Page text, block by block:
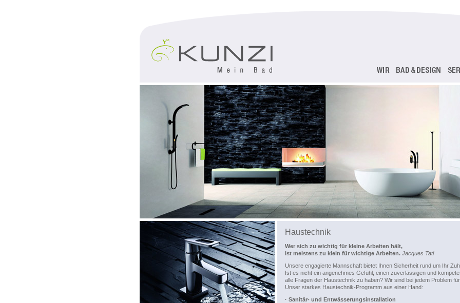
Haustechnik
Wer sich zu wichtig für kleine Arbeiten hält,
ist meistens zu klein für wichtige Arbeiten. Jacques Tati
Unsere engagierte Mannschaft bietet Ihnen Sicherheit rund um Ihr
Ist es nicht ein angenehmes Gefühl, einen zuverlässigen und
alle Fragen der Haustechnik zu haben? Wir sind bei jedem Problem
Unser starkes Haustechnik-Programm aus einer Hand:
· Sanitär- und Entwässerungsinstallation